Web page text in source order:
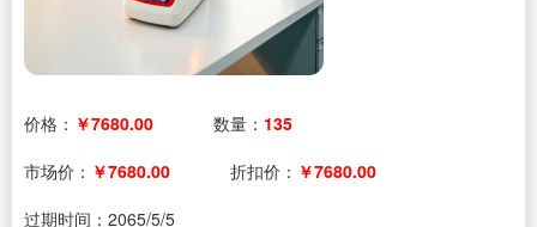
价格： ￥7680.00 数量： 135
市场价： ￥7680.00 折扣价： ￥7680.00
过期时间： 2065/5/5